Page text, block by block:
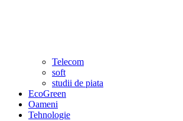
Telecom
soft
studii de piata
EcoGreen
Oameni
Tehnologie